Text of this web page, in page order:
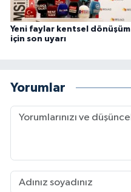
Yeni faylar kentsel dönüşüm
için son uyarı
Yorumlar